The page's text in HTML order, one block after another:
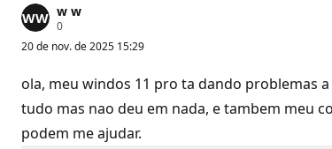
w w
0P
n
o
s
d
e
r
20 de nov. de 2025 15:29
ola, meu windos 11 pro ta dando problemas
tudo mas nao deu em nada, e tambem meu
podem me ajudar.